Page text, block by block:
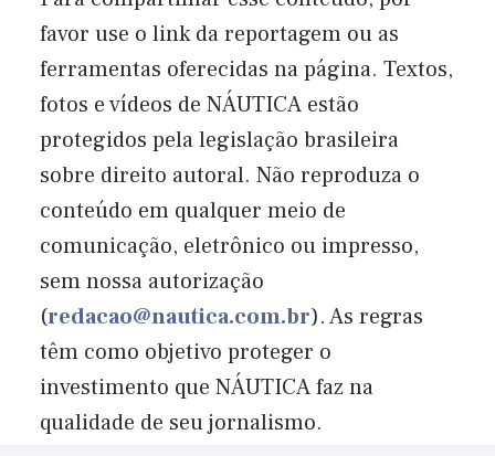
favor use o link da reportagem ou as
ferramentas oferecidas na página. Textos,
fotos e vídeos de NÁUTICA estão
protegidos pela legislação brasileira
sobre direito autoral. Não reproduza o
conteúdo em qualquer meio de
comunicação, eletrônico ou impresso,
sem nossa autorização
(redacao@nautica.com.br). As regras
têm como objetivo proteger o
investimento que NÁUTICA faz na
qualidade de seu jornalismo.